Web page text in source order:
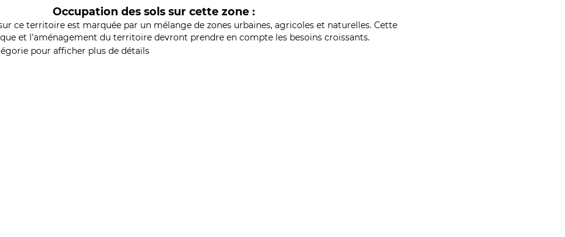
Occupation des sols sur cette zone :
ce territoire est marquée par un mélange de zones urbaines, agricoles et naturelles. Cette
et l'aménagement du territoire devront prendre en compte les besoins croissants.
pour afficher plus de détails